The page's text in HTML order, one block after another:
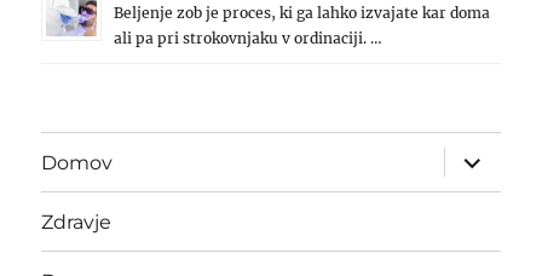
Beljenje zob je proces, ki ga lahko izvajate kar doma
ali pa pri strokovnjaku v ordinaciji. …
Domov
expand
child
menu
Zdravje